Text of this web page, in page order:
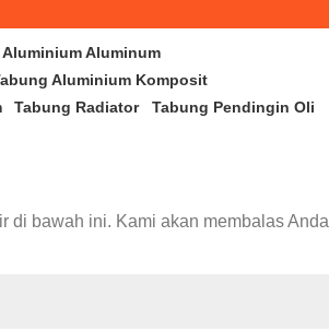
Aluminum
Aluminium Komposit
Tabung Radiator
Tabung Pendingin Oli
di bawah ini. Kami akan membalas Anda